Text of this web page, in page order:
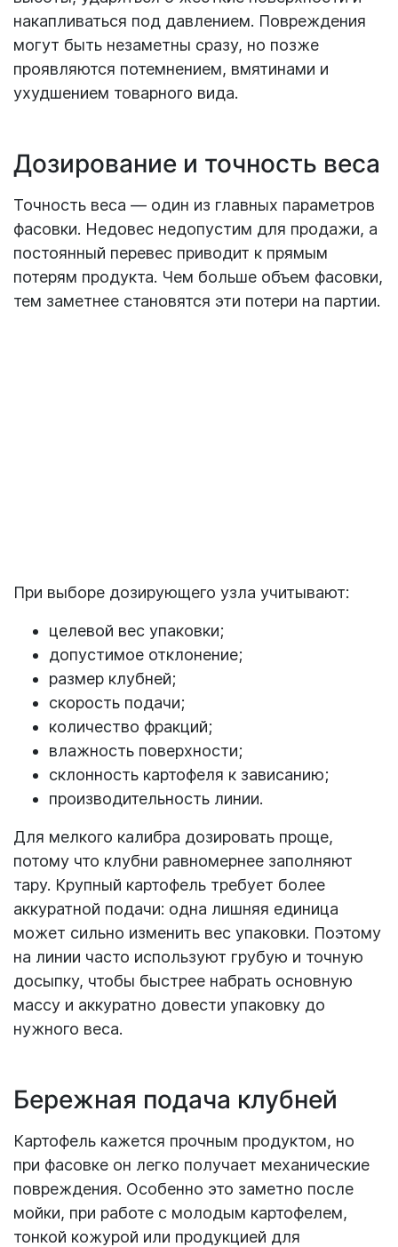
накапливаться под давлением. Повреждения
могут быть незаметны сразу, но позже
проявляются потемнением, вмятинами и
ухудшением товарного вида.
Дозирование и точность веса
Точность веса — один из главных параметров
фасовки. Недовес недопустим для продажи, а
постоянный перевес приводит к прямым
потерям продукта. Чем больше объем фасовки,
тем заметнее становятся эти потери на партии.
При выборе дозирующего узла учитывают:
целевой вес упаковки;
допустимое отклонение;
размер клубней;
скорость подачи;
количество фракций;
влажность поверхности;
склонность картофеля к зависанию;
производительность линии.
Для мелкого калибра дозировать проще,
потому что клубни равномернее заполняют
тару. Крупный картофель требует более
аккуратной подачи: одна лишняя единица
может сильно изменить вес упаковки. Поэтому
на линии часто используют грубую и точную
досыпку, чтобы быстрее набрать основную
массу и аккуратно довести упаковку до
нужного веса.
Бережная подача клубней
Картофель кажется прочным продуктом, но
при фасовке он легко получает механические
повреждения. Особенно это заметно после
мойки, при работе с молодым картофелем,
тонкой кожурой или продукцией для